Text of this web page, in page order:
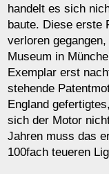
handelt es sich
baute. Diese erste
verloren
Museum in
Exemplar erst
stehende
England
sich der Motor
Jahren muss das
100fach teueren